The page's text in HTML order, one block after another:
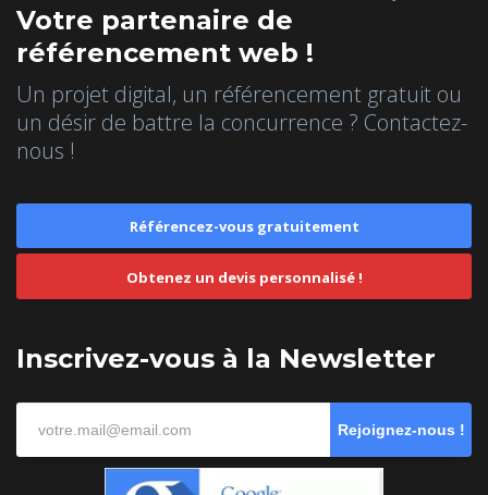
Votre partenaire de
référencement web !
Un projet digital, un référencement gratuit ou
un désir de battre la concurrence ? Contactez-
nous !
Référencez-vous gratuitement
Obtenez un devis personnalisé !
Inscrivez-vous à la Newsletter
Rejoignez-nous !